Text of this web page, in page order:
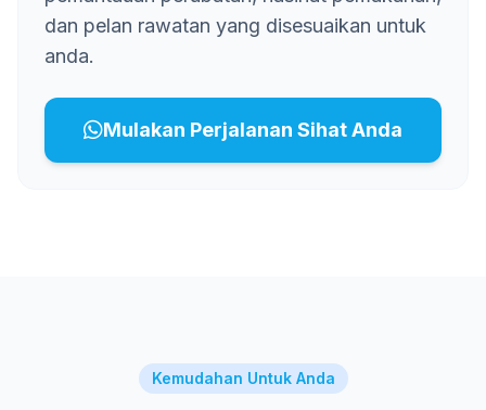
dan pelan rawatan yang disesuaikan untuk
anda.
Mulakan Perjalanan Sihat Anda
Kemudahan Untuk Anda